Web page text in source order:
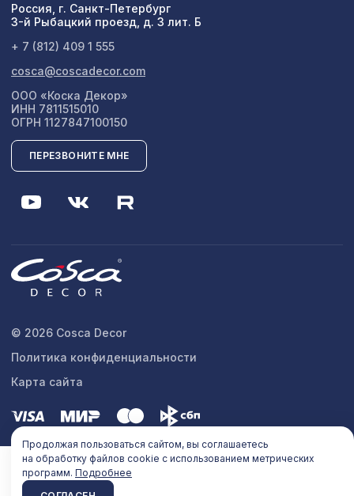
Россия, г. Санкт-Петербург
3-й Рыбацкий проезд, д. 3 лит. Б
+ 7 (812) 409 1 555
cosca@coscadecor.com
ООО «Коска Декор»
ИНН 7811515010
ОГРН 1127847100150
ПЕРЕЗВОНИТЕ МНЕ
© 2026 Cosca Decor
Политика конфиденциальности
Карта сайта
Продолжая пользоваться сайтом, вы соглашаетесь
на обработку файлов cookie с использованием метрических
программ. Подробнее